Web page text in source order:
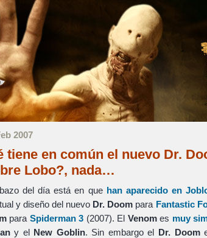
2007
tiene en común el nuevo Dr.
Lobo?, nada…
del día está en que han aparecido en
y diseño del nuevo Dr. Doom para Fantastic
para Spiderman 3 (2007). El Venomes muy
y el New Goblin. Sin embargo el Dr. Doom